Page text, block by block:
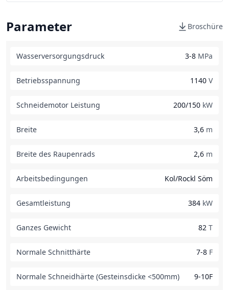
Parameter Broschüre
Wasserversorgungsdruck 3-8 MPa
Betriebsspannung 1140 V
Schneidemotor Leistung 200/150 kW
Breite 3,6 m
Breite des Raupenrads 2,6 m
Arbeitsbedingungen Kol/Rockl Söm
Gesamtleistung 384 kW
Ganzes Gewicht 82 T
Normale Schnitthärte 7-8 F
Normale Schneidhärte (Gesteinsdicke <500mm) 9-10F